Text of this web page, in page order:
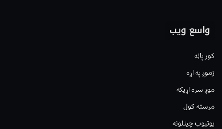
واسع ویب
کور پاڼه
زموږ په اړه
موږ سره اړیکه
مرسته کول
یوتیوب چینلونه